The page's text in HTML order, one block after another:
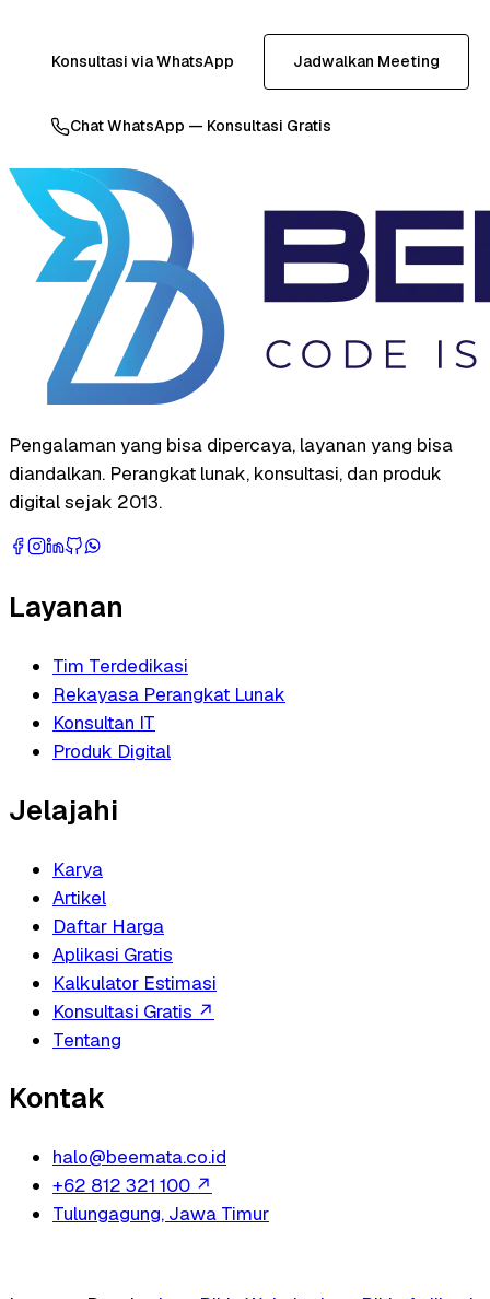
Konsultasi via WhatsApp Jadwalkan Meeting
Chat WhatsApp — Konsultasi Gratis
Pengalaman yang bisa dipercaya, layanan yang bisa
diandalkan. Perangkat lunak, konsultasi, dan produk
digital sejak 2013.
Layanan
Tim Terdedikasi
Rekayasa Perangkat Lunak
Konsultan IT
Produk Digital
Jelajahi
Karya
Artikel
Daftar Harga
Aplikasi Gratis
Kalkulator Estimasi
Konsultasi Gratis ↗
Tentang
Kontak
halo@beemata.co.id
+62 812 321 100 ↗
Tulungagung, Jawa Timur